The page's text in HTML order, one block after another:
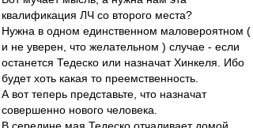
квалификация ЛЧ со второго места?
Нужна в одном единственном маловероятном (
и не уверен, что желательном ) случае - если
останется Тедеско или назначат Хинкеля. Ибо
будет хоть какая то преемственность.
А вот теперь представьте, что назначат
совершенно нового человека.